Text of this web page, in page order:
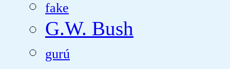
fake
G.W. Bush
gurú